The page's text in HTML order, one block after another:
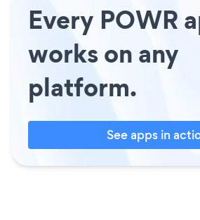
Every POWR
works on any
platform.
See apps in